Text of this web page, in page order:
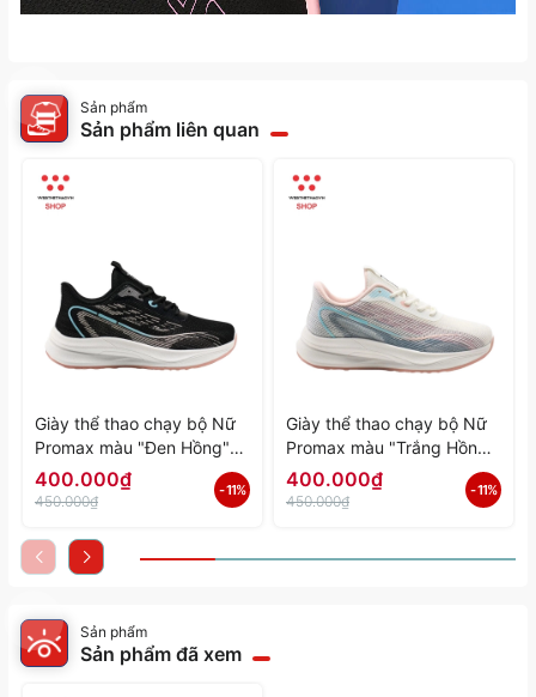
Sản phẩm
Sản phẩm liên quan
Giày thể thao chạy bộ Nữ
Promax màu "Đen Hồng"
PR-2206-06 - Hàng Chính
Hãng
400.000₫
450.000₫
- 11%
Giày thể thao chạy bộ Nữ
Promax màu "Trắng Hồng"
PR-2206-05 - Hàng Chính
Hãng
400.000₫
450.000₫
- 11%
Sản phẩm
Sản phẩm đã xem